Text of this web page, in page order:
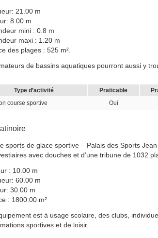
21.00 m
8.00 m
mini : 0.8 m
maxi : 1.20 m
des plages : 525 m².
de bassins aquatiques pourront aussi y
Type d’activité Praticable
course sportive
Oui
sports de glace sportive – Palais des Sports
avec douches et d’une tribune de 1032
: 10.00 m
60.00 m
30.00 m
: 1800.00 m²
est à usage scolaire, des clubs,
sportives et de loisir.